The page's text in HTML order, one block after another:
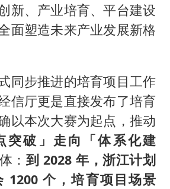
新、产业培育、平台建设
面塑造未来产业发展新格
同步推进的培育项目工作
信厅更是直接发布了培育
以本次大赛为起点，推动
突破」走向「体系化建
：到 2028 年，浙江计划
1200 个，培育项目场景